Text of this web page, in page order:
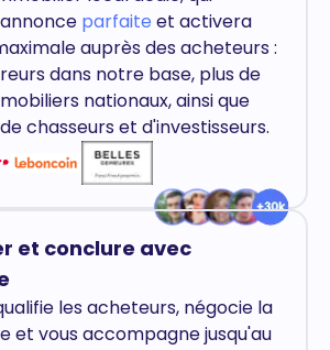
parfaite et activera
auprès des acheteurs :
dans notre base, plus de
nationaux, ainsi que
chasseurs et d'investisseurs.
et conclure avec
les acheteurs, négocie la
et vous accompagne jusqu'au